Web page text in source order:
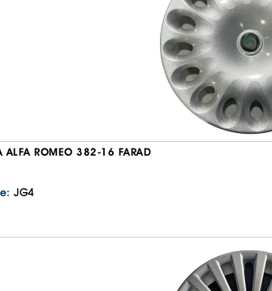
ALFA ROMEO 382-16 FARAD
JG4